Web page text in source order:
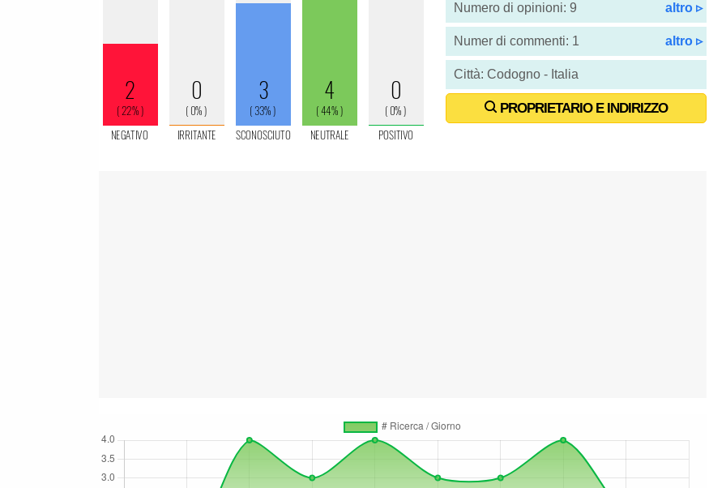
Numero di opinioni: 9 altro ▹
Numer di commenti: 1 altro ▹
Città: Codogno - Italia
PROPRIETARIO E INDIRIZZO